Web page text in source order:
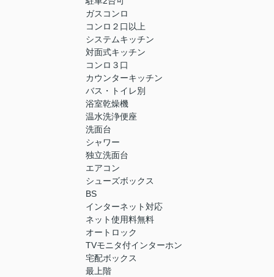
ガスコンロ
コンロ２口以上
システムキッチン
対面式キッチン
コンロ３口
カウンターキッチン
バス・トイレ別
浴室乾燥機
温水洗浄便座
洗面台
シャワー
独立洗面台
エアコン
シューズボックス
BS
インターネット対応
ネット使用料無料
オートロック
TVモニタ付インターホン
宅配ボックス
最上階